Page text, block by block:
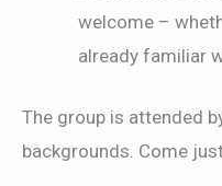
welcome –
already familiar
The group is attended
backgrounds. Come